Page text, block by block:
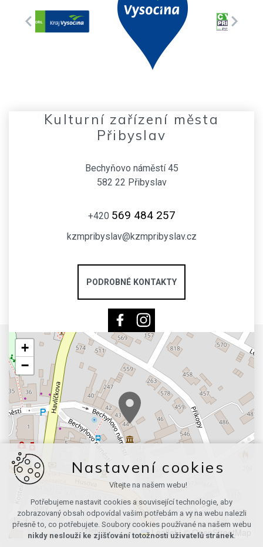
Kulturní zařízení města
Přibyslav
Bechyňovo náměstí 45
582 22 Přibyslav
+420 569 484 257
kzmpribyslav@kzmpribyslav.cz
PODROBNÉ KONTAKTY
+
−
Leaflet | © OpenStreetMap
Nastavení cookies
Vítejte na našem webu!
Potřebujeme nastavit cookies a související technologie, aby
zobrazovaný obsah odpovídal vašim potřebám a vy na webu nalezli
přesně to, co potřebujete. Soubory cookies používané na našem webu
nikdy neslouží ke zjišťování totožnosti uživatelů stránek.